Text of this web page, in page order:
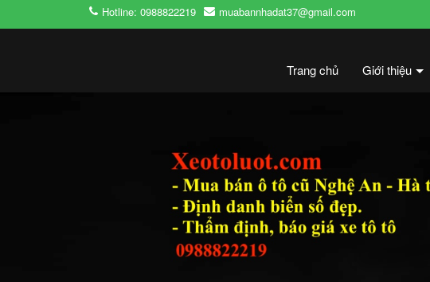
Hotline: 0988822219 muabannhadat37@gmail.com
Trang chủ Giới thiệu